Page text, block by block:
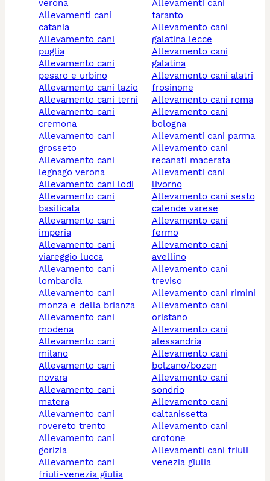
verona
allevamenti cani
catania
allevamento cani
puglia
allevamento cani
pesaro e urbino
allevamento cani lazio
allevamento cani terni
allevamento cani
cremona
allevamento cani
grosseto
allevamento cani
legnago verona
allevamento cani lodi
allevamento cani
basilicata
allevamento cani
imperia
allevamento cani
viareggio lucca
allevamento cani
lombardia
allevamento cani
monza e della brianza
allevamento cani
modena
allevamento cani
milano
allevamento cani
novara
allevamento cani
matera
allevamento cani
rovereto trento
allevamento cani
gorizia
allevamento cani
friuli-venezia giulia
allevamenti cani
taranto
allevamento cani
galatina lecce
allevamento cani
galatina
allevamento cani alatri
frosinone
allevamento cani roma
allevamento cani
bologna
allevamenti cani parma
allevamento cani
recanati macerata
allevamenti cani
livorno
allevamento cani sesto
calende varese
allevamento cani
fermo
allevamento cani
avellino
allevamento cani
treviso
allevamento cani rimini
allevamento cani
oristano
allevamento cani
alessandria
allevamento cani
bolzano/bozen
allevamento cani
sondrio
allevamento cani
caltanissetta
allevamento cani
crotone
allevamenti cani friuli
venezia giulia